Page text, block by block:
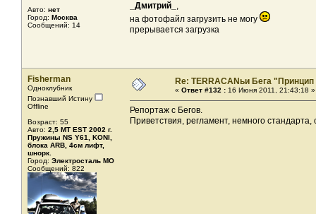
Авто: нет
Город: Москва
Сообщений: 14
_Дмитрий_ ,
на фотофайл загрузить не могу
прерывается загрузка
Fisherman
Одноклубник
Познавший Истину
Offline
Возраст: 55
Авто: 2,5 MT EST 2002 г.
Пружины NS Y61, KONI,
блока ARB, 4см лифт,
шнорк.
Город: Электросталь МО
Сообщений: 822
Re: TERRACANьи Бега
« Ответ #132 : 16 Июня 2011, 21:43:18 »
Репортаж с Бегов.
Приветствия, регламент, немного